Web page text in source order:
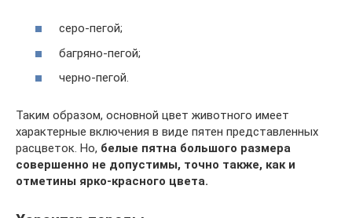
серо-пегой;
багряно-пегой;
черно-пегой.
Таким образом, основной цвет животного имеет
характерные включения в виде пятен представленных
расцветок. Но, белые пятна большого размера
совершенно не допустимы, точно также, как и
отметины ярко-красного цвета.